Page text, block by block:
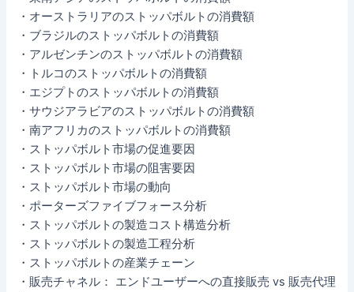
・オーストラリアのストッパボルトの消費額
・ブラジルのストッパボルトの消費額
・アルゼンチンのストッパボルトの消費額
・トルコのストッパボルトの消費額
・エジプトのストッパボルトの消費額
・サウジアラビアのストッパボルトの消費額
・南アフリカのストッパボルトの消費額
・ストッパボルト市場の促進要因
・ストッパボルト市場の阻害要因
・ストッパボルト市場の動向
・ポーターズファイブフォース分析
・ストッパボルトの製造コスト構造分析
・ストッパボルトの製造工程分析
・ストッパボルトの産業チェーン
・販売チャネル： エンドユーザーへの直接販売 vs 販売代理